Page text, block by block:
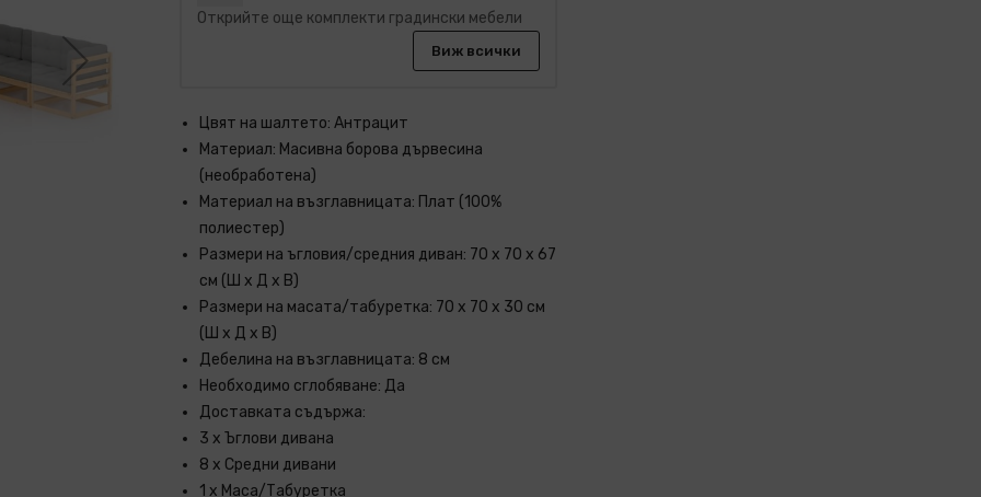
Открийте още комплекти градински мебели
Виж всички
Цвят на шалтето: Антрацит
Материал: Масивна борова дървесина
(необработена)
Материал на възглавницата: Плат (100%
полиестер)
Размери на ъгловия/средния диван: 70 x 70 x 67
см (Ш x Д x В)
Размери на масата/табуретка: 70 x 70 x 30 см
(Ш x Д x В)
Дебелина на възглавницата: 8 см
Необходимо сглобяване: Да
Доставката съдържа:
3 х Ъглови дивана
8 х Средни дивани
1 x Маса/Табуретка